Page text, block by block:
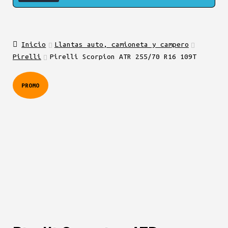
Inicio
Llantas auto, camioneta y campero
Pirelli
Pirelli Scorpion ATR 255/70 R16 109T
PROMO